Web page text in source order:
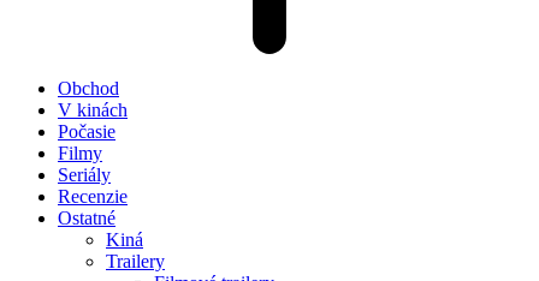
Obchod
V kinách
Počasie
Filmy
Seriály
Recenzie
Ostatné
Kiná
Trailery